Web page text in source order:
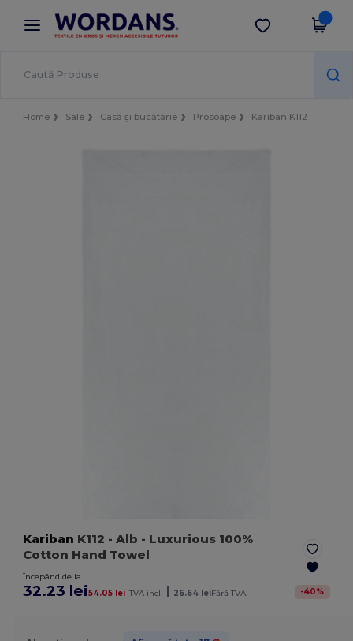
× Aplicația Wordans
Prețuri mai bune în aplicație!
Descarcă app
Home Sale Casă și bucătărie Prosoape Kariban K112
Kariban K112 - Alb - Luxurious 100%
Cotton Hand Towel
Începând de la
32.23 lei54.05 lei TVA incl. | 26.64 leiFără TVA. -40%